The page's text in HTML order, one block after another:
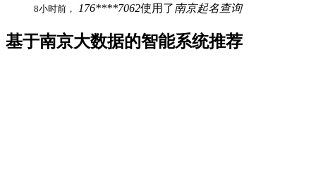
8小时前， 176****7062使用了南京起名查询
基于南京大数据的智能系统推荐